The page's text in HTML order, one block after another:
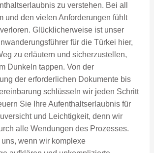
zu verstehen. Bei all
und den vielen Anforderungen fühlt
Glücklicherweise ist unser
für die Türkei hier,
zu erläutern und sicherzustellen,
Dunkeln tappen. Von der
der erforderlichen Dokumente bis
schlüsseln wir jeden Schritt
Sie Ihre Aufenthaltserlaubnis für
und Leichtigkeit, denn wir
alle Wendungen des Prozesses.
wenn wir komplexe